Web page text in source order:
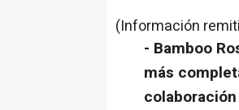
(Información
- Bamboo
más